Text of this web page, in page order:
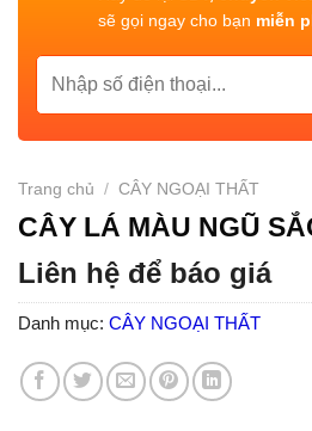
sẽ gọi ngay cho bạn miễn
Trang chủ / CÂY NGOẠI THẤT
CÂY LÁ MÀU NGŨ
Liên hệ để báo giá
Danh mục: CÂY NGOẠI THẤT